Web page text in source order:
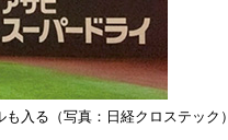
入る（写真：日経クロステック）